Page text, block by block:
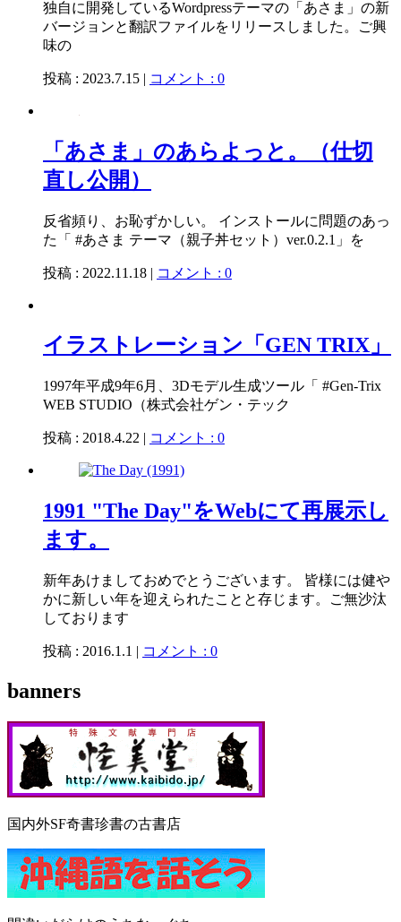
独自に開発しているWordpressテーマの「あさま」の新
バージョンと翻訳ファイルをリリースしました。ご興
味の
投稿 : 2023.7.15 | コメント : 0
「あさま」のあらよっと。（仕切
直し公開）
反省頻り、お恥ずかしい。 インストールに問題のあっ
た「 #あさま テーマ（親子丼セット）ver.0.2.1」を
投稿 : 2022.11.18 | コメント : 0
イラストレーション「GEN TRIX」
1997年平成9年6月、3Dモデル生成ツール「 #Gen-Trix
WEB STUDIO（株式会社ゲン・テック
投稿 : 2018.4.22 | コメント : 0
1991 "The Day"をWebにて再展示し
ます。
新年あけましておめでとうございます。 皆様には健や
かに新しい年を迎えられたことと存じます。ご無沙汰
しております
投稿 : 2016.1.1 | コメント : 0
banners
国内外SF奇書珍書の古書店